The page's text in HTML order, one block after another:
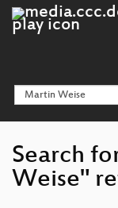
Search
Weise"